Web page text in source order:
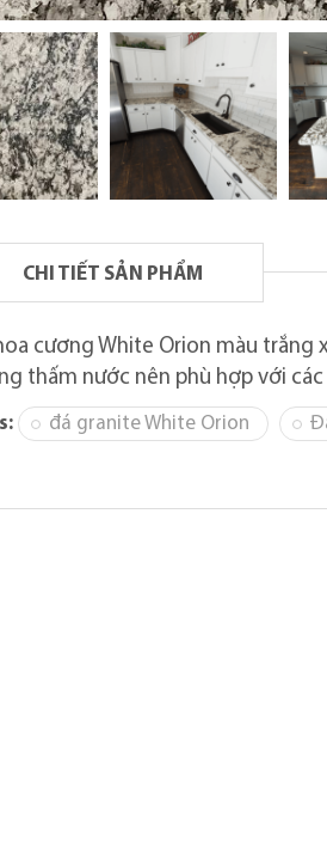
CHI TIẾT SẢN PHẨM
cương White Orion màu trắng
thấm nước nên phù hợp với
đá granite White Orion